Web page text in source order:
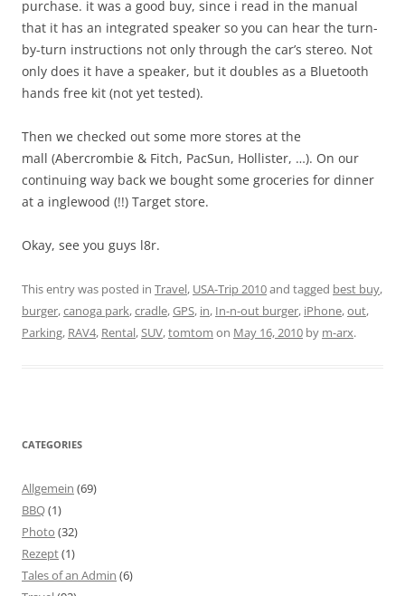
purchase. it was a good buy, since i read in the manual
that it has an integrated speaker so you can hear the turn-
by-turn instructions not only through the car’s stereo. Not
only does it have a speaker, but it doubles as a Bluetooth
hands free kit (not yet tested).
Then we checked out some more stores at the
mall (Abercrombie & Fitch, PacSun, Hollister, …). On our
continuing way back we bought some groceries for dinner
at a inglewood (!!) Target store.
Okay, see you guys l8r.
This entry was posted in Travel, USA-Trip 2010and tagged best buy,
burger,canoga park,cradle,GPS, in, In-n-out burger, iPhone,out,
Parking, RAV4, Rental,SUV,tomtom on May 16, 2010 by m-arx.
CATEGORIES
Allgemein (69)
BBQ(1)
Photo (32)
Rezept(1)
Tales of an Admin (6)